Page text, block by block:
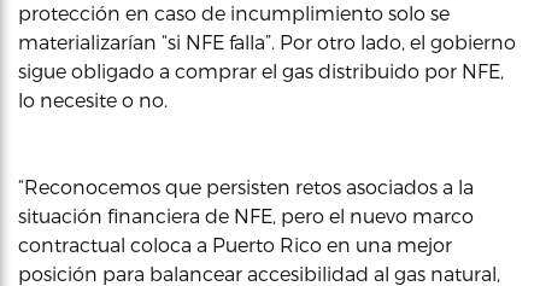
protección en caso de incumplimiento solo se
materializarían “si NFE falla”. Por otro lado, el gobierno
sigue obligado a comprar el gas distribuido por NFE,
lo necesite o no.
“Reconocemos que persisten retos asociados a la
situación financiera de NFE, pero el nuevo marco
contractual coloca a Puerto Rico en una mejor
posición para balancear accesibilidad al gas natural,